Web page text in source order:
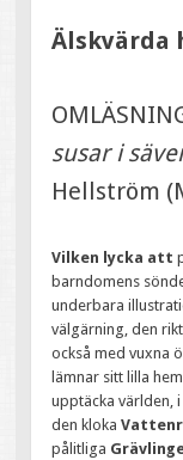
Älskvärda
susar i
Hellström
Vilken lycka att
barndomens
underbara
välgärning, den
också med vuxna
lämnar sitt lilla
upptäcka världen,
den kloka
pålitliga